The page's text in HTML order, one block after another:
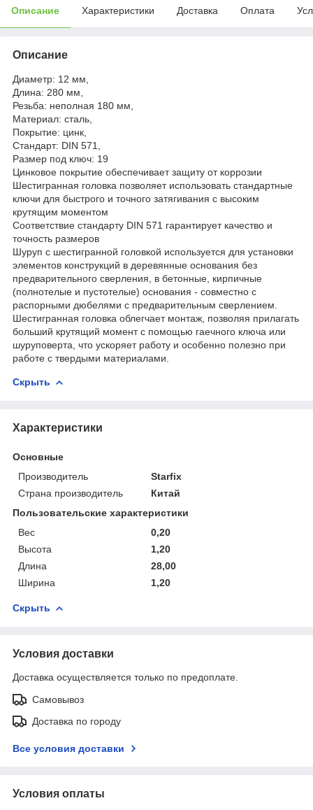
Описание Характеристики Доставка Оплата
Описание
Диаметр: 12 мм,
Длина: 280 мм,
Резьба: неполная 180 мм,
Материал: сталь,
Покрытие: цинк,
Стандарт: DIN 571,
Размер под ключ: 19
Цинковое покрытие обеспечивает защиту от коррозии
Шестигранная головка позволяет использовать стандартные
ключи для быстрого и точного затягивания с высоким
крутящим моментом
Соответствие стандарту DIN 571 гарантирует качество и
точность размеров
Шуруп с шестигранной головкой используется для установки
элементов конструкций в деревянные основания без
предварительного сверления, в бетонные, кирпичные
(полнотелые и пустотелые) основания - совместно с
распорными дюбелями с предварительным сверлением.
Шестигранная головка облегчает монтаж, позволяя прилагать
больший крутящий момент с помощью гаечного ключа или
шуруповерта, что ускоряет работу и особенно полезно при
работе с твердыми материалами.
Скрыть
Характеристики
Основные
Производитель
Starfix
Страна производитель
Китай
Пользовательские характеристики
Вес
0,20
Высота
1,20
Длина
28,00
Ширина
1,20
Скрыть
Условия доставки
Доставка осуществляется только по предоплате.
Самовывоз
Доставка по городу
Все условия доставки
Условия оплаты